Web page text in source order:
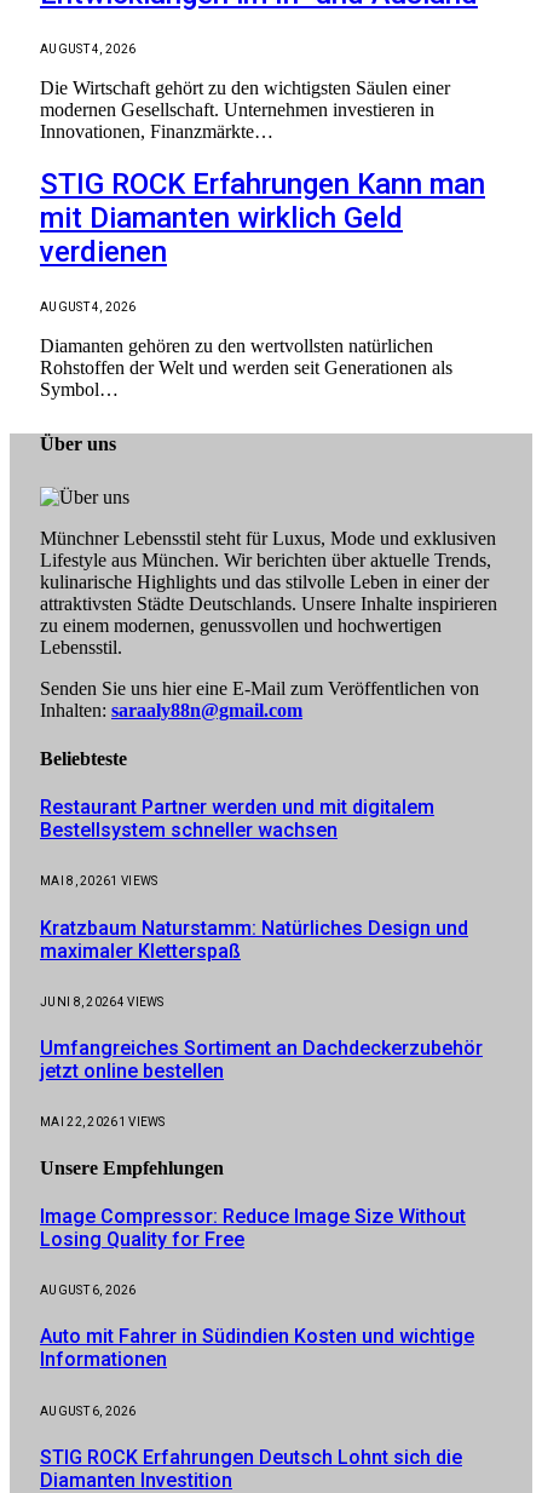
AUGUST 4, 2026
Die Wirtschaft gehört zu den wichtigsten Säulen einer
modernen Gesellschaft. Unternehmen investieren in
Innovationen, Finanzmärkte…
STIG ROCK Erfahrungen Kann man
mit Diamanten wirklich Geld
verdienen
AUGUST 4, 2026
Diamanten gehören zu den wertvollsten natürlichen
Rohstoffen der Welt und werden seit Generationen als
Symbol…
Über uns
Münchner Lebensstil steht für Luxus, Mode und exklusiven
Lifestyle aus München. Wir berichten über aktuelle Trends,
kulinarische Highlights und das stilvolle Leben in einer der
attraktivsten Städte Deutschlands. Unsere Inhalte inspirieren
zu einem modernen, genussvollen und hochwertigen
Lebensstil.
Senden Sie uns hier eine E-Mail zum Veröffentlichen von
Inhalten: saraaly88n@gmail.com
Beliebteste
Restaurant Partner werden und mit digitalem
Bestellsystem schneller wachsen
MAI 8, 20261 VIEWS
Kratzbaum Naturstamm: Natürliches Design und
maximaler Kletterspaß
JUNI 8, 20264VIEWS
Umfangreiches Sortiment an Dachdeckerzubehör
jetzt online bestellen
MAI 22, 20261VIEWS
Unsere Empfehlungen
Image Compressor: Reduce Image Size Without
Losing Quality for Free
AUGUST 6, 2026
Auto mit Fahrer in Südindien Kosten und wichtige
Informationen
AUGUST 6, 2026
STIG ROCK Erfahrungen Deutsch Lohnt sich die
Diamanten Investition